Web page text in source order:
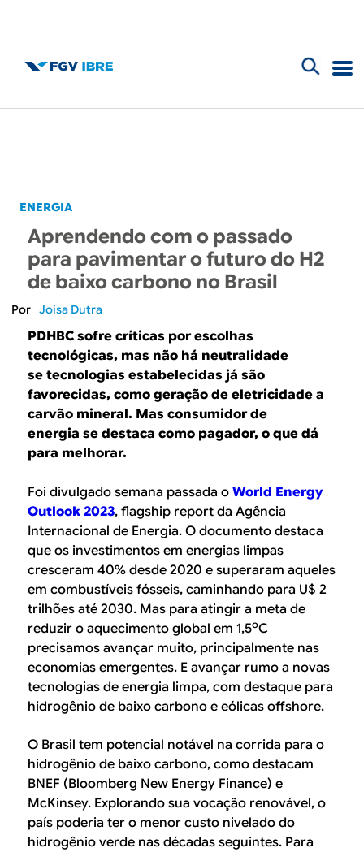
B
g
B
R
o
l
á
r
o
d
e
b
u
c
a
ENERGIA
Aprendendo com o passado
para pavimentar o futuro do H2
de baixo carbono no Brasil
Joisa Dutra
PDHBC sofre críticas por escolhas
tecnológicas, mas não há neutralidade
se tecnologias estabelecidas já são
favorecidas, como geração de eletricidade a
carvão mineral. Mas consumidor de
energia se destaca como pagador, o que dá
para melhorar.
Foi divulgado semana passada o World Energy
Outlook 2023, flagship report da Agência
Internacional de Energia. O documento destaca
que os investimentos em energias limpas
cresceram 40% desde 2020 e superaram aqueles
em combustíveis fósseis, caminhando para U$ 2
trilhões até 2030. Mas para atingir a meta de
reduzir o aquecimento global em 1,5oC
precisamos avançar muito, principalmente nas
economias emergentes. E avançar rumo a novas
tecnologias de energia limpa, com destaque para
hidrogênio de baixo carbono e eólicas offshore.
O Brasil tem potencial notável na corrida para o
hidrogênio de baixo carbono, como destacam
BNEF (Bloomberg New Energy Finance) e
McKinsey. Explorando sua vocação renovável, o
país poderia ter o menor custo nivelado do
hidrogênio verde nas décadas seguintes. Para